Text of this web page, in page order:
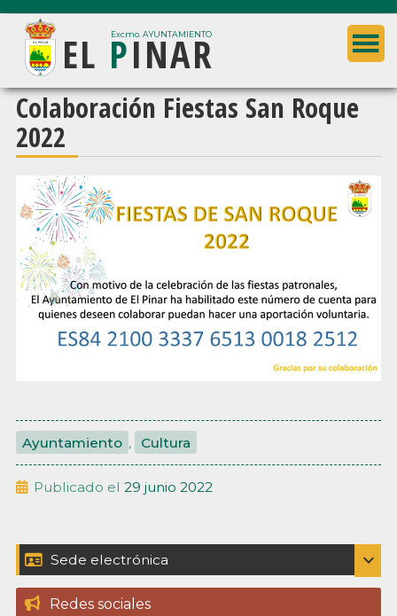
Saltar
contenido
principal
Saltar
barra
lateral
principal
Excmo. AYUNTAMIENTO
EL PINAR
Ayuntamiento
de
El
(Granada)
Colaboración Fiestas San Roque
2022
Ayuntamiento , Cultura
Publicado el 29 junio 2022
Barra
Sede electrónica expand_more
Catálogo de trámites
Redes sociales